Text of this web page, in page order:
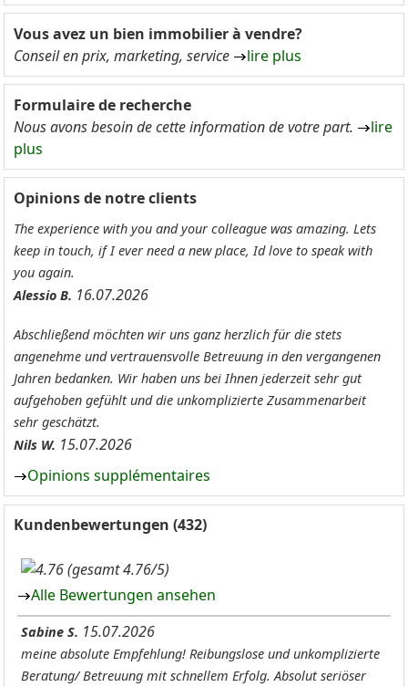
Vous avez un bien immobilier à vendre?
Conseil en prix, marketing, service
lire plus
Formulaire de recherche
Nous avons besoin de cette information de votre part.
lire
plus
Opinions de notre clients
The experience with you and your colleague was amazing. Lets
keep in touch, if I ever need a new place, Id love to speak with
you again.
Alessio B. 16.07.2026
Abschließend möchten wir uns ganz herzlich für die stets
angenehme und vertrauensvolle Betreuung in den vergangenen
Jahren bedanken. Wir haben uns bei Ihnen jederzeit sehr gut
aufgehoben gefühlt und die unkomplizierte Zusammenarbeit
sehr geschätzt.
Nils W. 15.07.2026
Opinions supplémentaires
Kundenbewertungen (432)
(gesamt 4.76/5)
Alle Bewertungen ansehen
Sabine S. 15.07.2026
meine absolute Empfehlung! Reibungslose und unkomplizierte
Beratung/ Betreuung mit schnellem Erfolg. Absolut seriöser